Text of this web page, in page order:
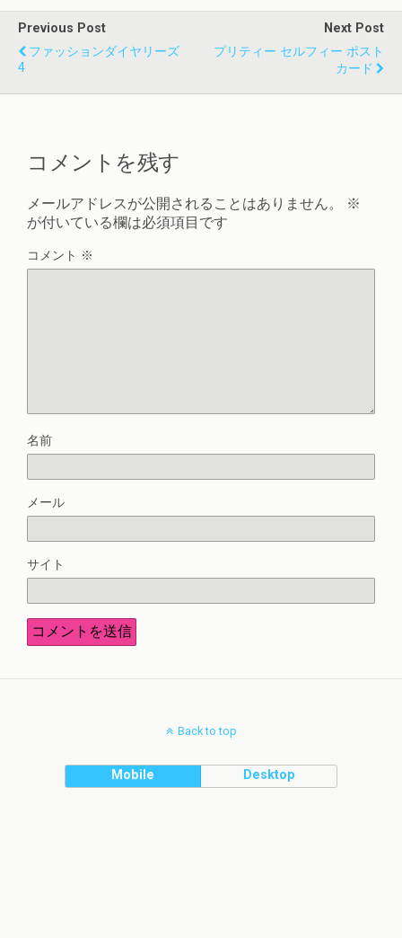
Previous Post
ファッションダイヤリーズ
4
Next Post
プリティー セルフィー ポスト
カード
コメントを残す
メールアドレスが公開されることはありません。
※
が付いている欄は必須項目です
コメント ※
名前
メール
サイト
Back to top
Mobile Desktop